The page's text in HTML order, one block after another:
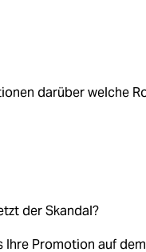
darüber welche
der Skandal?
Ihre Promotion auf